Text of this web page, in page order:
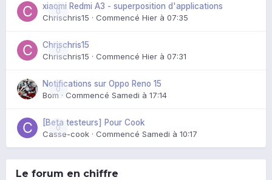
0
xiaomi Redmi A3 - superposition d'applications
Chrischris15 · Commencé Hier à 07:35
0
Chrischris15
Chrischris15 · Commencé Hier à 07:31
0
Notifications sur Oppo Reno 15
Bom · Commencé Samedi à 17:14
0
[Beta testeurs] Pour Cook
Casse-cook · Commencé Samedi à 10:17
Le forum en chiffre